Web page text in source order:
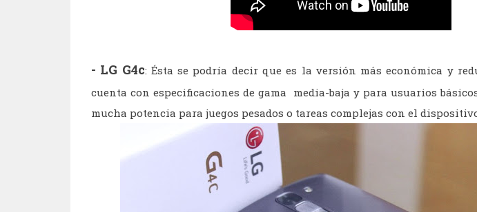
- LG G4c: Ésta se podría decir que es la versión más económica y
cuenta con especificaciones de gama media-baja y para usuarios
mucha potencia para juegos pesados o tareas complejas con el